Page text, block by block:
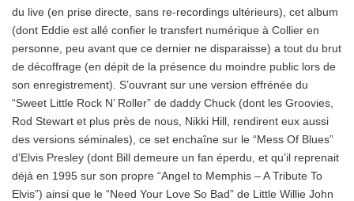
du live (en prise directe, sans re-recordings ultérieurs), cet album
(dont Eddie est allé confier le transfert numérique à Collier en
personne, peu avant que ce dernier ne disparaisse) a tout du brut
de décoffrage (en dépit de la présence du moindre public lors de
son enregistrement). S’ouvrant sur une version effrénée du
“Sweet Little Rock N’ Roller” de daddy Chuck (dont les Groovies,
Rod Stewart et plus près de nous, Nikki Hill, rendirent eux aussi
des versions séminales), ce set enchaîne sur le “Mess Of Blues”
d’Elvis Presley (dont Bill demeure un fan éperdu, et qu’il reprenait
déjà en 1995 sur son propre “Angel to Memphis – A Tribute To
Elvis”) ainsi que le “Need Your Love So Bad” de Little Willie John